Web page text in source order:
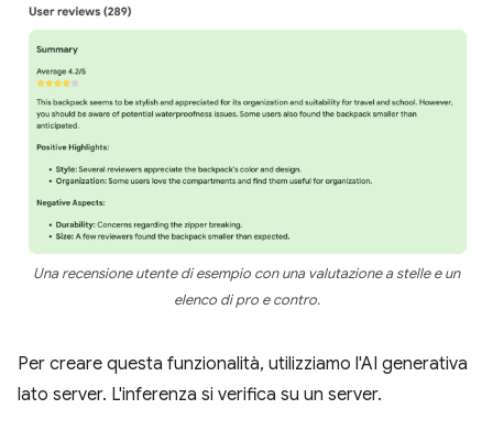
Una recensione utente di esempio con una valutazione a stelle e un
elenco di pro e contro.
Per creare questa funzionalità, utilizziamo l'AI generativa
lato server. L'inferenza si verifica su un server.